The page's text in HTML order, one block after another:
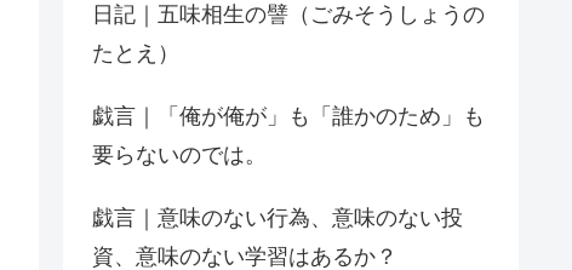
日記｜五味相生の譬（ごみそうしょうの
たとえ）
戯言｜「俺が俺が」も「誰かのため」も
要らないのでは。
戯言｜意味のない行為、意味のない投
資、意味のない学習はあるか？